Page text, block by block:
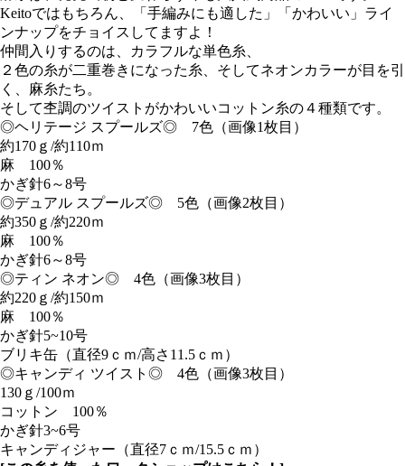
Keitoではもちろん、「手編みにも適した」「かわいい」ライ
ンナップをチョイスしてますよ！
仲間入りするのは、カラフルな単色糸、
２色の糸が二重巻きになった糸、そしてネオンカラーが目を引
く、麻糸たち。
そして杢調のツイストがかわいいコットン糸の４種類です。
◎ヘリテージ スプールズ◎ 7色（画像1枚目）
約170ｇ/約110ｍ
麻 100％
かぎ針6～8号
◎デュアル スプールズ◎ 5色（画像2枚目）
約350ｇ/約220ｍ
麻 100％
かぎ針6～8号
◎ティン ネオン◎ 4色（画像3枚目）
約220ｇ/約150ｍ
麻 100％
かぎ針5~10号
ブリキ缶（直径9ｃｍ/高さ11.5ｃｍ）
◎キャンディ ツイスト◎ 4色（画像3枚目）
130ｇ/100ｍ
コットン 100％
かぎ針3~6号
キャンディジャー（直径7ｃｍ/15.5ｃｍ）